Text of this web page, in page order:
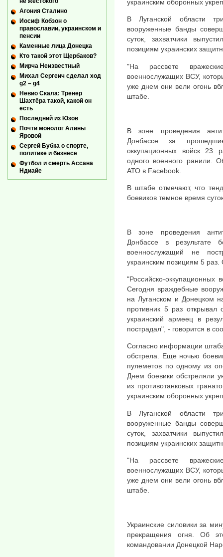
украинским оборонных
В Луганской области
вооруженные банды
суток, захватчики
позициям украинских
"На рассвете
военнослужащих ВСУ,
уже днем ​​они вели огонь
штабе.
В зоне проведения
Донбассе за
оккупационных войск 23
одного военного ранили.
АТО в Facebook.
В штабе отмечают, что
боевиков темное время
В зоне проведения
Донбассе в результате
военнослужащий не
украинским позициям 5
"Российско-оккупационных
Сегодня враждебные
на Луганском и Донецком
противник 5 раз
украинский армеец в
пострадал", - говорится в
Согласно информации
обстрела. Еще ночью
пулеметов по одному из
Днем ​​боевики обстреляли
из противотанковых
украинским оборонных
В Луганской области
вооруженные банды
суток, захватчики
позициям украинских
"На рассвете
военнослужащих ВСУ,
уже днем ​​они вели огонь
штабе.
Украинские силовики за
прекращения огня. Об
командовании Донецкой
Агония Сталино
Иосиф Кобзон о
православии, украинском и
пенсии
Каменные лица Донецка
Кто такой этот Щербаков?
Мирча Неизвестный
Михал Сергеич сделал ход
g2 – g4
Невио Скала: Тренер
Шахтёра такой, какой он
есть
Последний из Юзов
Почти монолог Алины
Яровой
Сергей Бубка о спорте,
политике и бизнесе
Футбол и смерть Ассана
Ндиайе